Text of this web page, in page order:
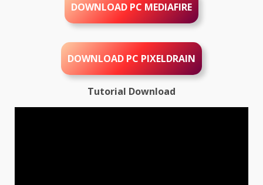
DOWNLOAD PC MEDIAFIRE
DOWNLOAD PC PIXELDRAIN
Tutorial Download